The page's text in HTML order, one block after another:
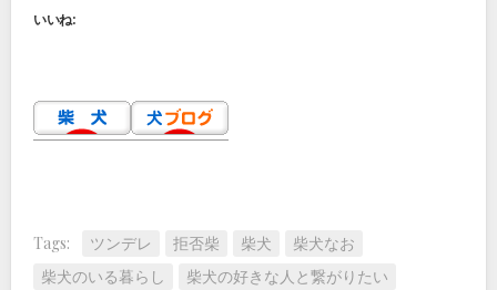
いいね:
Tags: ツンデレ 拒否柴 柴犬
柴犬なお
柴犬のいる暮らし
柴犬の好きな人と繋がりたい